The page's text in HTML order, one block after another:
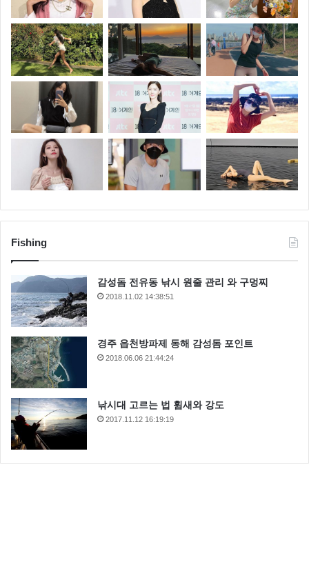
Fishing
감성돔 전유동 낚시 원줄 관리 와 구멍찌
2018.11.02 14:38:51
경주 읍천방파제 동해 감성돔 포인트
2018.06.06 21:44:24
낚시대 고르는 법 휨새와 강도
2017.11.12 16:19:19